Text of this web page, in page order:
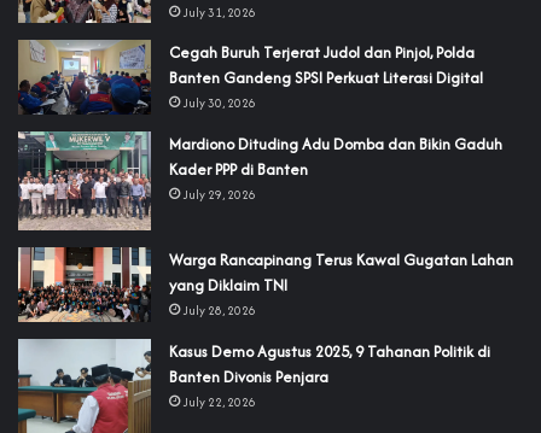
July 31, 2026
Cegah Buruh Terjerat Judol dan Pinjol, Polda
Banten Gandeng SPSI Perkuat Literasi Digital
July 30, 2026
‎Mardiono Dituding Adu Domba dan Bikin Gaduh
Kader PPP di Banten
July 29, 2026
‎Warga Rancapinang Terus Kawal Gugatan Lahan
yang Diklaim TNI‎‎
July 28, 2026
‎Kasus Demo Agustus 2025, 9 Tahanan Politik di
Banten Divonis Penjara
July 22, 2026